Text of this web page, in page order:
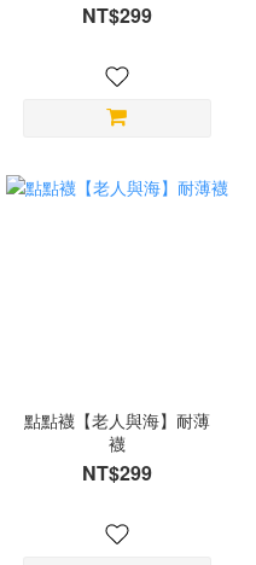
NT$299
點點襪【老人與海】耐薄
襪
NT$299